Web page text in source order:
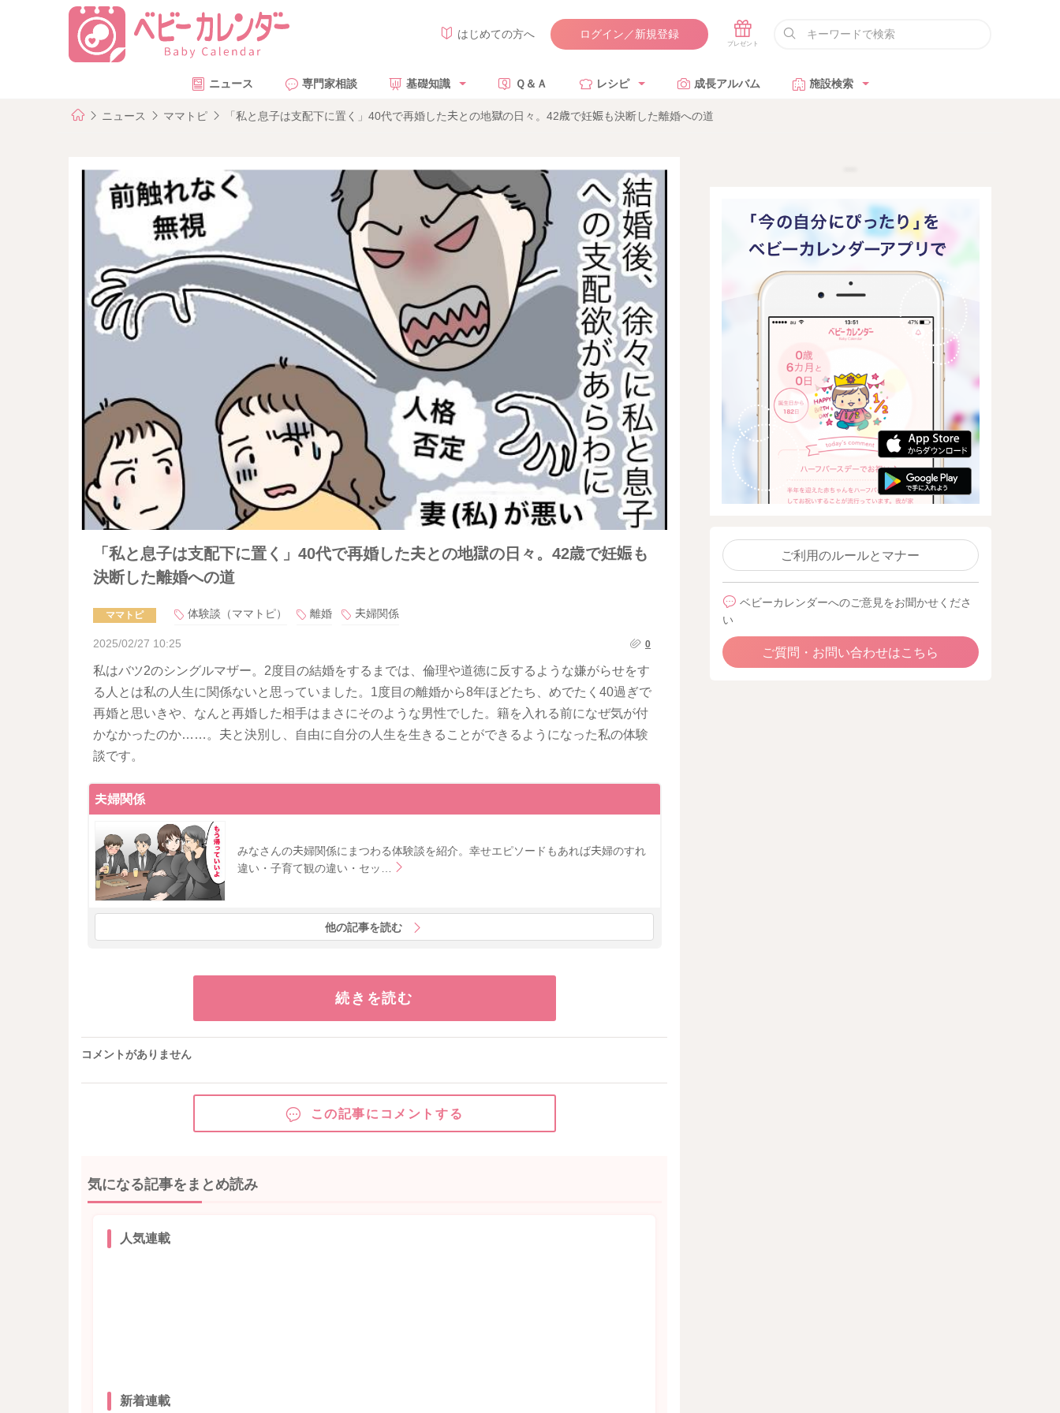
はじめての方へ ログイン／新規登録
ニュース 専門家相談 基礎知識 Ｑ＆Ａ レシピ 成長アルバム 施設検索
ニュース ママトピ 「私と息子は支配下に置く」40代で再婚した夫との地獄の日々。42歳で妊娠も決断した離婚への道
「私と息子は支配下に置く」40代で再婚した夫との地獄の日々。42歳で妊娠も
決断した離婚への道
ママトピ 体験談（ママトピ） 離婚 夫婦関係
2025/02/27 10:25 0
私はバツ2のシングルマザー。2度目の結婚をするまでは、倫理や道徳に反するような嫌がらせをす
る人とは私の人生に関係ないと思っていました。1度目の離婚から8年ほどたち、めでたく40過ぎで
再婚と思いきや、なんと再婚した相手はまさにそのような男性でした。籍を入れる前になぜ気が付
かなかったのか……。夫と決別し、自由に自分の人生を生きることができるようになった私の体験
談です。
夫婦関係
みなさんの夫婦関係にまつわる体験談を紹介。幸せエピソードもあれば夫婦のすれ
違い・子育て観の違い・セッ…
他の記事を読む
続きを読む
コメントがありません
この記事にコメントする
気になる記事をまとめ読み
人気連載
新着連載
ご利用のルールとマナー
ベビーカレンダーへのご意見をお聞かせくださ
い
ご質問・お問い合わせはこちら